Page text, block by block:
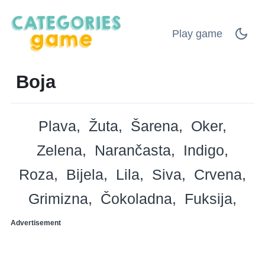
Play game
Boja
Plava Žuta Šarena
Oker
Zelena
Narančasta
Indigo
Roza
Bijela Lila Siva
Crvena
Grimizna
Čokoladna Fuksija
Advertisement